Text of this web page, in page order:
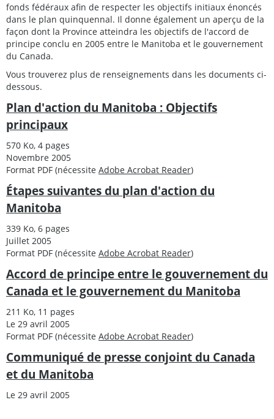
fonds fédéraux afin de respecter les objectifs initiaux énoncés
dans le plan quinquennal. Il donne également un aperçu de la
façon dont la Province atteindra les objectifs de l'accord de
principe conclu en 2005 entre le Manitoba et le gouvernement
du Canada.
Vous trouverez plus de renseignements dans les documents ci-
dessous.
Plan d'action du Manitoba : Objectifs
principaux
570 Ko, 4 pages
Novembre 2005
Format PDF (nécessite Adobe Acrobat Reader)
Étapes suivantes du plan d'action du
Manitoba
339 Ko, 6 pages
Juillet 2005
Format PDF (nécessite Adobe Acrobat Reader)
Accord de principe entre le gouvernement du
Canada et le gouvernement du Manitoba
211 Ko, 11 pages
Le 29 avril 2005
Format PDF (nécessite Adobe Acrobat Reader)
Communiqué de presse conjoint du Canada
et du Manitoba
Le 29 avril 2005